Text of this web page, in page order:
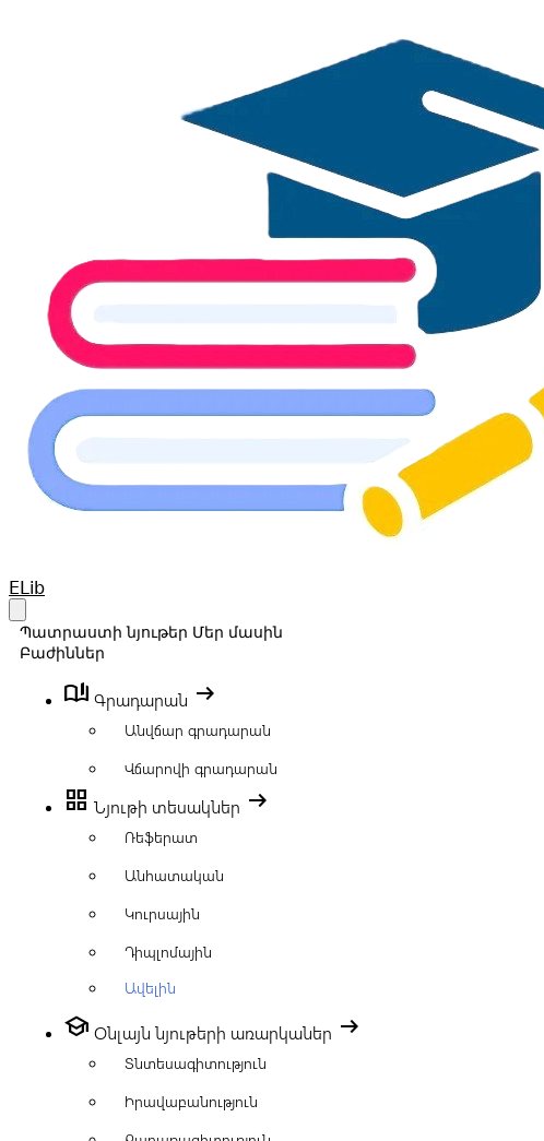
Your Company
ELib
Պատրաստի նյութեր Մեր մասին
Բաժիններ
book_ribbon Գրադարան arrow_right_alt
Անվճար գրադարան
Վճարովի գրադարան
grid_view Նյութի տեսակներ arrow_right_alt
Ռեֆերատ
Անհատական
Կուրսային
Դիպլոմային
Ավելին
school Օնլայն նյութերի առարկաներ arrow_right_alt
Տնտեսագիտություն
Իրավաբանություն